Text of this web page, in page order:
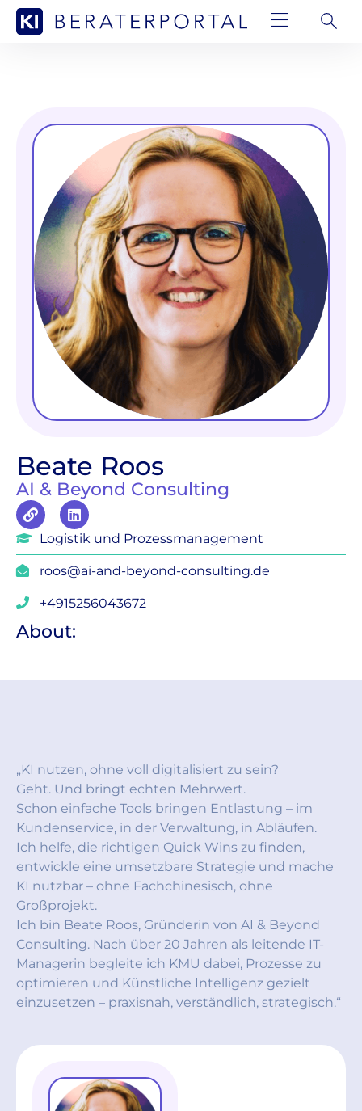
Beate Roos
AI & Beyond Consulting
Logistik und Prozessmanagement
roos@ai-and-beyond-consulting.de
+4915256043672
About:
„KI nutzen, ohne voll digitalisiert zu sein?
Geht. Und bringt echten Mehrwert.
Schon einfache Tools bringen Entlastung – im
Kundenservice, in der Verwaltung, in Abläufen.
Ich helfe, die richtigen Quick Wins zu finden,
entwickle eine umsetzbare Strategie und mache
KI nutzbar – ohne Fachchinesisch, ohne
Großprojekt.
Ich bin Beate Roos, Gründerin von AI & Beyond
Consulting. Nach über 20 Jahren als leitende IT-
Managerin begleite ich KMU dabei, Prozesse zu
optimieren und Künstliche Intelligenz gezielt
einzusetzen – praxisnah, verständlich, strategisch.“